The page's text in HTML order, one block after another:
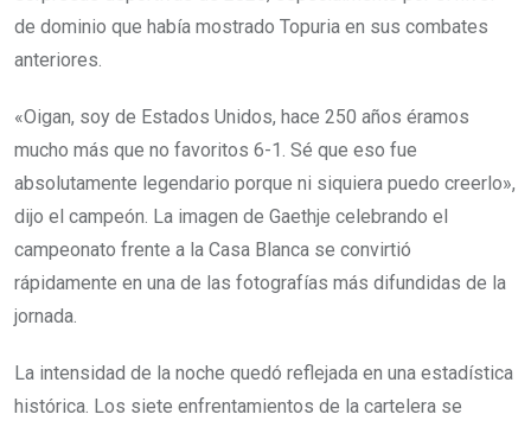
de dominio que había mostrado Topuria en sus combates
anteriores.
«Oigan, soy de Estados Unidos, hace 250 años éramos
mucho más que no favoritos 6-1. Sé que eso fue
absolutamente legendario porque ni siquiera puedo creerlo»,
dijo el campeón. La imagen de Gaethje celebrando el
campeonato frente a la Casa Blanca se convirtió
rápidamente en una de las fotografías más difundidas de la
jornada.
La intensidad de la noche quedó reflejada en una estadística
histórica. Los siete enfrentamientos de la cartelera se